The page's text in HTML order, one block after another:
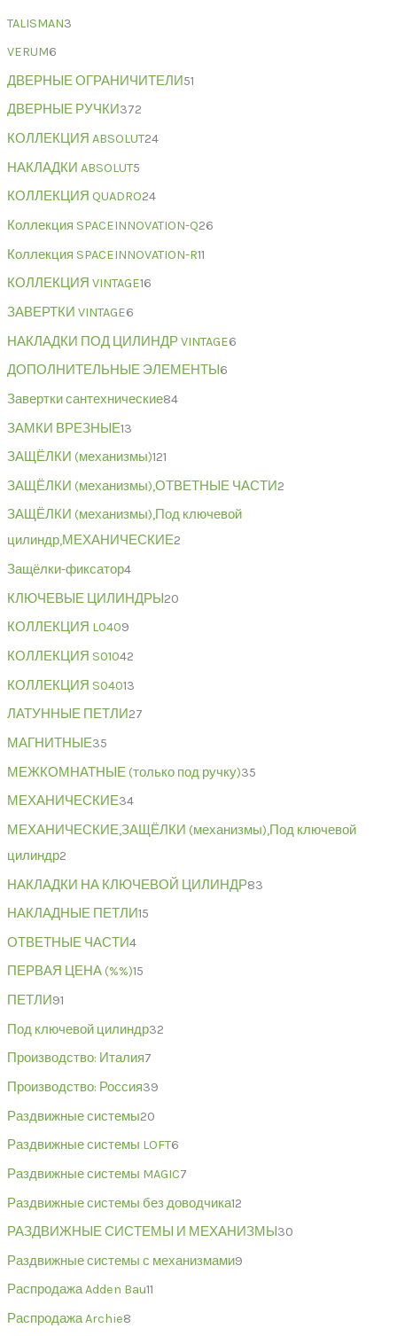
TALISMAN3
VERUM6
ДВЕРНЫЕ ОГРАНИЧИТЕЛИ51
ДВЕРНЫЕ РУЧКИ372
КОЛЛЕКЦИЯ ABSOLUT24
НАКЛАДКИ ABSOLUT5
КОЛЛЕКЦИЯ QUADRO24
Коллекция SPACEINNOVATION-Q26
Коллекция SPACEINNOVATION-R11
КОЛЛЕКЦИЯ VINTAGE16
ЗАВЕРТКИ VINTAGE6
НАКЛАДКИ ПОД ЦИЛИНДР VINTAGE6
ДОПОЛНИТЕЛЬНЫЕ ЭЛЕМЕНТЫ 6
Завертки сантехнические84
ЗАМКИ ВРЕЗНЫЕ13
ЗАЩЁЛКИ (механизмы)121
ЗАЩЁЛКИ (механизмы),ОТВЕТНЫЕ ЧАСТИ2
ЗАЩЁЛКИ (механизмы),Под ключевой
цилиндр,МЕХАНИЧЕСКИЕ2
Защёлки-фиксатор4
КЛЮЧЕВЫЕ ЦИЛИНДРЫ 20
КОЛЛЕКЦИЯ L0409
КОЛЛЕКЦИЯ S01042
КОЛЛЕКЦИЯ S04013
ЛАТУННЫЕ ПЕТЛИ27
МАГНИТНЫЕ35
МЕЖКОМНАТНЫЕ (только под ручку)35
МЕХАНИЧЕСКИЕ34
МЕХАНИЧЕСКИЕ,ЗАЩЁЛКИ (механизмы),Под ключевой
цилиндр2
НАКЛАДКИ НА КЛЮЧЕВОЙ ЦИЛИНДР83
НАКЛАДНЫЕ ПЕТЛИ15
ОТВЕТНЫЕ ЧАСТИ4
ПЕРВАЯ ЦЕНА (%%)15
ПЕТЛИ91
Под ключевой цилиндр32
Производство: Италия7
Производство: Россия39
Раздвижные системы20
Раздвижные системы LOFT6
Раздвижные системы MAGIC7
Раздвижные системы без доводчика12
РАЗДВИЖНЫЕ СИСТЕМЫ И МЕХАНИЗМЫ 30
Раздвижные системы с механизмами9
Распродажа Adden Bau11
Распродажа Archie8